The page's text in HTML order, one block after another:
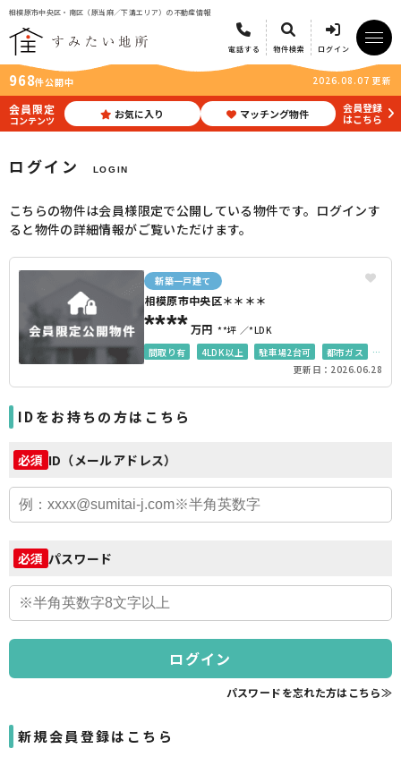
相模原市中央区・南区（原当麻／下溝エリア）の不動産情報
電話する 物件検索 ログイン
968件公開中 2026.08.07 更新
会員限定
コンテンツ お気に入り マッチング物件
会員登録
はこちら
ログイン LOGIN
こちらの物件は会員様限定で公開している物件です。ログインす
ると物件の詳細情報がご覧いただけます。
新築一戸建て
相模原市中央区＊＊＊＊
****万円 **坪
*LDK
間取り有
4LDK以上 駐車場2台可
都市ガス
更新日：2026.06.28
IDをお持ちの方はこちら
必須 ID（メールアドレス）
必須 パスワード
ログイン
パスワードを忘れた方はこちら≫
新規会員登録はこちら